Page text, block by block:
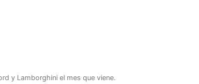
y Lamborghini el mes que viene.